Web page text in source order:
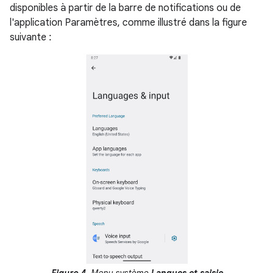
disponibles à partir de la barre de notifications ou de
l'application Paramètres, comme illustré dans la figure
suivante :